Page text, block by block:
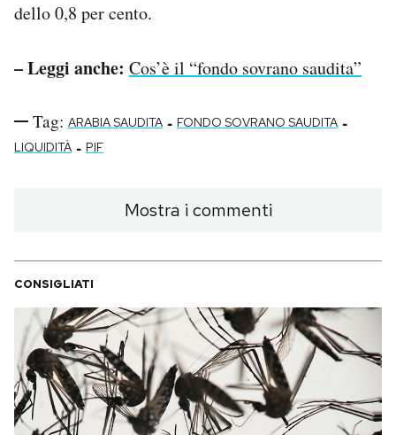
dello 0,8 per cento.
– Leggi anche: Cos’è il “fondo sovrano saudita”
Tag: ARABIA SAUDITA - FONDO SOVRANO SAUDITA -
LIQUIDITÀ - PIF
Mostra i commenti
CONSIGLIATI